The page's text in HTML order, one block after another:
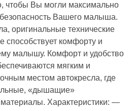
чтобы Вы могли максимально
Вашего малыша.
оригинальные технические
способствует комфорту и
малышу. Комфорт и удобство
мягким и
местом автокресла, где
«дышащие»
материалы. Характеристики: —